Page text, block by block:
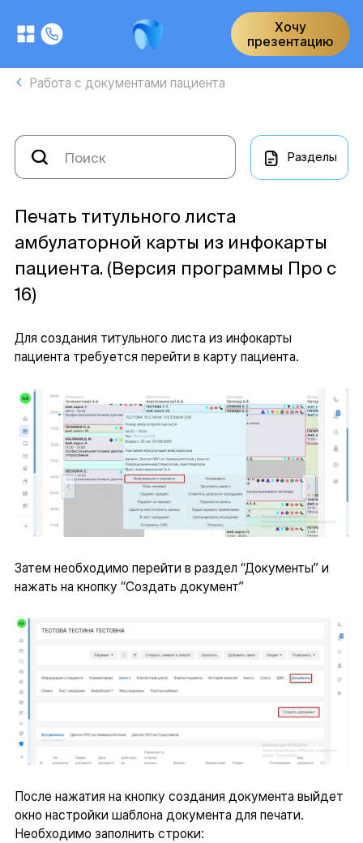
Хочу
презентацию
Работа с документами пациента
Разделы
Печать титульного листа
амбулаторной карты из инфокарты
пациента. (Версия программы Про с
16)
Для создания титульного листа из инфокарты
пациента требуется перейти в карту пациента.
Затем необходимо перейти в раздел “Документы” и
нажать на кнопку “Создать документ”
После нажатия на кнопку создания документа выйдет
окно настройки шаблона документа для печати.
Необходимо заполнить строки: